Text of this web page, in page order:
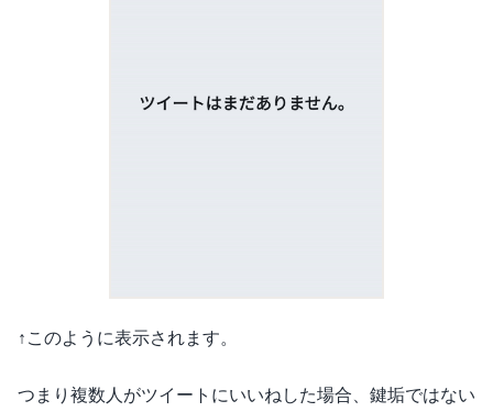
↑このように表示されます。
つまり複数人がツイートにいいねした場合、鍵垢ではない